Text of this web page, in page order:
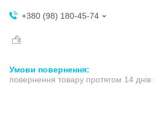
+380 (98) 180-45-74
повернення товару протягом 14 днів